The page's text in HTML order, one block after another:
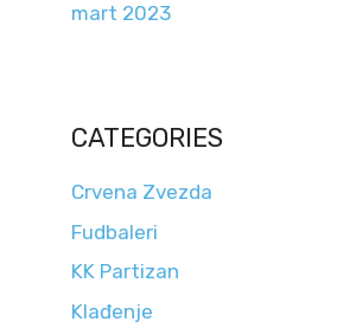
mart 2023
CATEGORIES
Crvena Zvezda
Fudbaleri
KK Partizan
Klađenje